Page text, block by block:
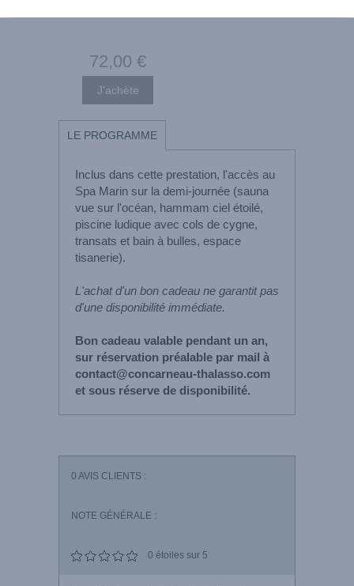
72,00 €
LE PROGRAMME
Inclus dans cette prestation, l'accès au
Spa Marin sur la demi-journée (sauna
vue sur l'océan, hammam ciel étoilé,
piscine ludique avec cols de cygne,
transats et bain à bulles, espace
tisanerie).
L'achat d'un bon cadeau ne garantit pas
d'une disponibilité immédiate.
Bon cadeau valable pendant un an,
sur réservation préalable par mail à
contact@concarneau-thalasso.com
et sous réserve de disponibilité.
0 AVIS CLIENTS :
NOTE GÉNÉRALE :
0 étoiles sur 5